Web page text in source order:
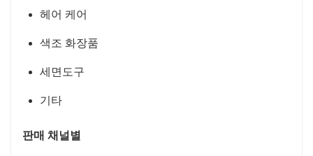
헤어 케어
색조 화장품
세면도구
기타
판매 채널별